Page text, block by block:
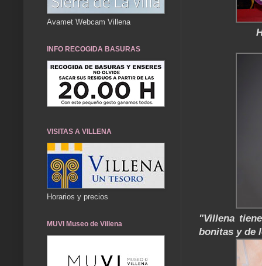
"Villena
bonitas y de
Avamet Webcam Villena
INFO RECOGIDA BASURAS
VISITAS A VILLENA
Horarios y precios
MUVI Museo de Villena